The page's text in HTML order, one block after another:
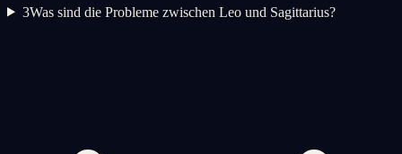
3Was sind die Probleme zwischen Leo und Sagittarius?